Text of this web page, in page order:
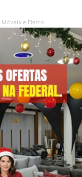
e Eletro: -